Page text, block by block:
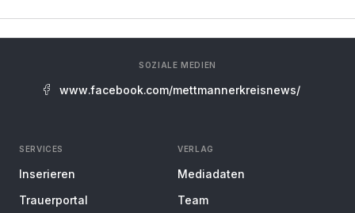
SOZIALE MEDIEN
www.facebook.com/mettmannerkreisnews/
SERVICES
Inserieren
Trauerportal
VERLAG
Mediadaten
Team